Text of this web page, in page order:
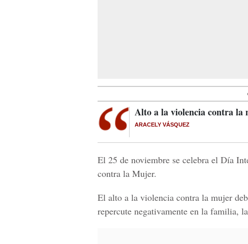
Alto a la violencia contra la
ARACELY VÁSQUEZ
El 25 de noviembre se celebra el Día
contra la Mujer.
El alto a la violencia contra la mujer
repercute negativamente en la familia,